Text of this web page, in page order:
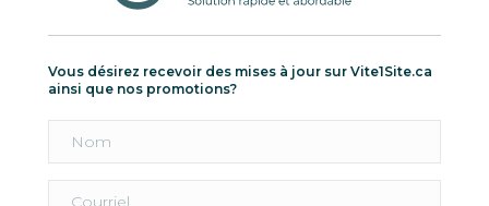
Vous désirez recevoir des mises à jour sur Vite1Site.ca
ainsi que nos promotions?